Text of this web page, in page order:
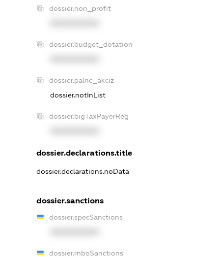
dossier.non_profit
dossier.budget_dotation
dossier.palne_akciz
dossier.notInList
dossier.bigTaxPayerReg
dossier.declarations.title
dossier.declarations.noData
dossier.sanctions
dossier.specSanctions
dossier.rnboSanctions